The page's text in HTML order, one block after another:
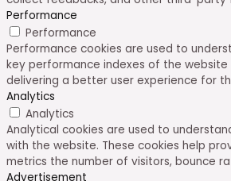
Performance
Performance
Performance cookies are used to
key performance indexes of the website
delivering a better user experience for
Analytics
Analytics
Analytical cookies are used to
with the website. These cookies help
metrics the number of visitors, bounce
Advertisement